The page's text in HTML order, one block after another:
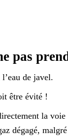
pas
de javel.
être évité !
la
dégagé,